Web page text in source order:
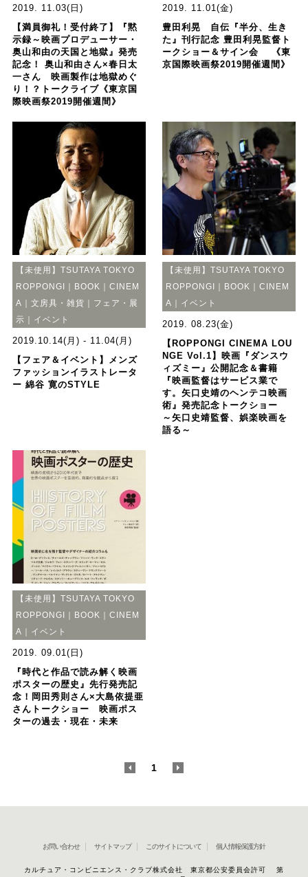
2019. 11.03(日)
【満員御礼！受付終了】『黙
示録～映画プロデューサー・
奥山和由の天国と地獄』発売
記念！ 奥山和由さん×春日太
一さん 映画製作は地獄めぐ
り！？トークライブ《東京国
際映画祭2019開催週間》
2019. 11.01(金)
豊田利晃 自伝『半分、生き
た』刊行記念 豊田利晃監督ト
ークショー＆サイン会 《東
京国際映画祭2019開催週間》
【未使用】TSUTAYA TOKYO
ROPPONGI｜BOOK｜CINEM
A｜文房具・雑貨｜フェア・展
示｜イベント
2019.10.14(月) - 11.04(月)
【フェア＆イベント】メンズ
ファッションイラストレータ
ー 綿谷 寛のSTYLE
【未使用】TSUTAYA TOKYO
ROPPONGI｜BOOK｜CINEM
A｜イベント
2019. 08.23(金)
【ROPPONGI CINEMA LOU
NGE Vol.1】映画『ダンスウ
ィズミー』公開記念＆書籍
『映画監督はサービス業で
す。矢口史靖のヘンテコ映画
術』発売記念トークショー
～矢口史靖監督、娯楽映画を
語る～
【未使用】TSUTAYA TOKYO
ROPPONGI｜BOOK｜CINEM
A｜イベント
2019. 09.01(日)
『時代と作品で読み解く映画
ポスターの歴史』先行発売記
念！岡田秀則さん×大島依提亜
さんトークショー 映画ポス
ターの過去・現在・未来
1
お問い合わせ サイトマップ このサイトについて 個人情報保護方針
カルチュア・コンビニエンス・クラブ株式会社 東京都公安委員会許可 第